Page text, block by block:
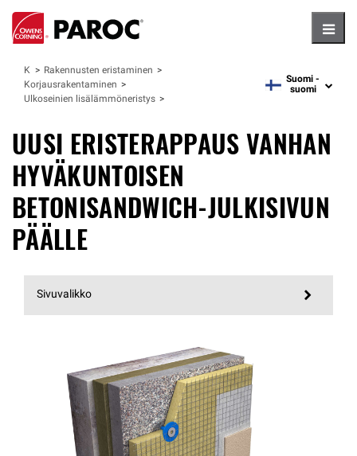
Käyttökohteet
Rakennusten eristaminen
Korjausrakentaminen
Ulkoseinien lisälämmöneristys
language
Suomi -
suomi
UUSI ERISTERAPPAUS VANHAN
HYVÄKUNTOISEN
BETONISANDWICH-JULKISIVUN
PÄÄLLE
Sivuvalikko